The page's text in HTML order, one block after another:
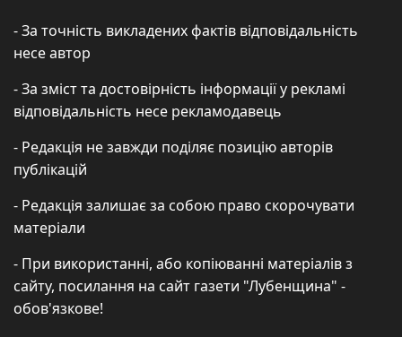
- За точність викладених фактів відповідальність
несе автор
- За зміст та достовірність інформації у рекламі
відповідальність несе рекламодавець
- Редакція не завжди поділяє позицію авторів
публікацій
- Редакція залишає за собою право скорочувати
матеріали
- При використанні, або копіюванні матеріалів з
сайту, посилання на сайт газети "Лубенщина" -
обов'язкове!